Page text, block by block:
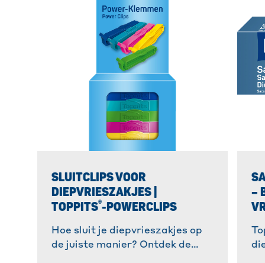
SLUITCLIPS VOOR
DIEPVRIESZAKJES |
TOPPITS®-POWERCLIPS
Hoe sluit je diepvrieszakjes op
de juiste manier? Ontdek de
–